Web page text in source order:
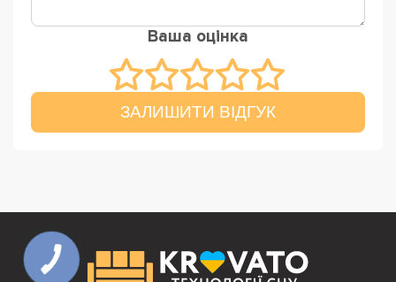
Ваша оцінка
ЗАЛИШИТИ ВІДГУК